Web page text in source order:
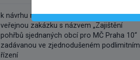
k návrhu na zahájení zadávacího řízení na
veřejnou zakázku s názvem „Zajištění
pohřbů sjednaných obcí pro MČ Praha 10“
zadávanou ve zjednodušeném podlimitním
řízení